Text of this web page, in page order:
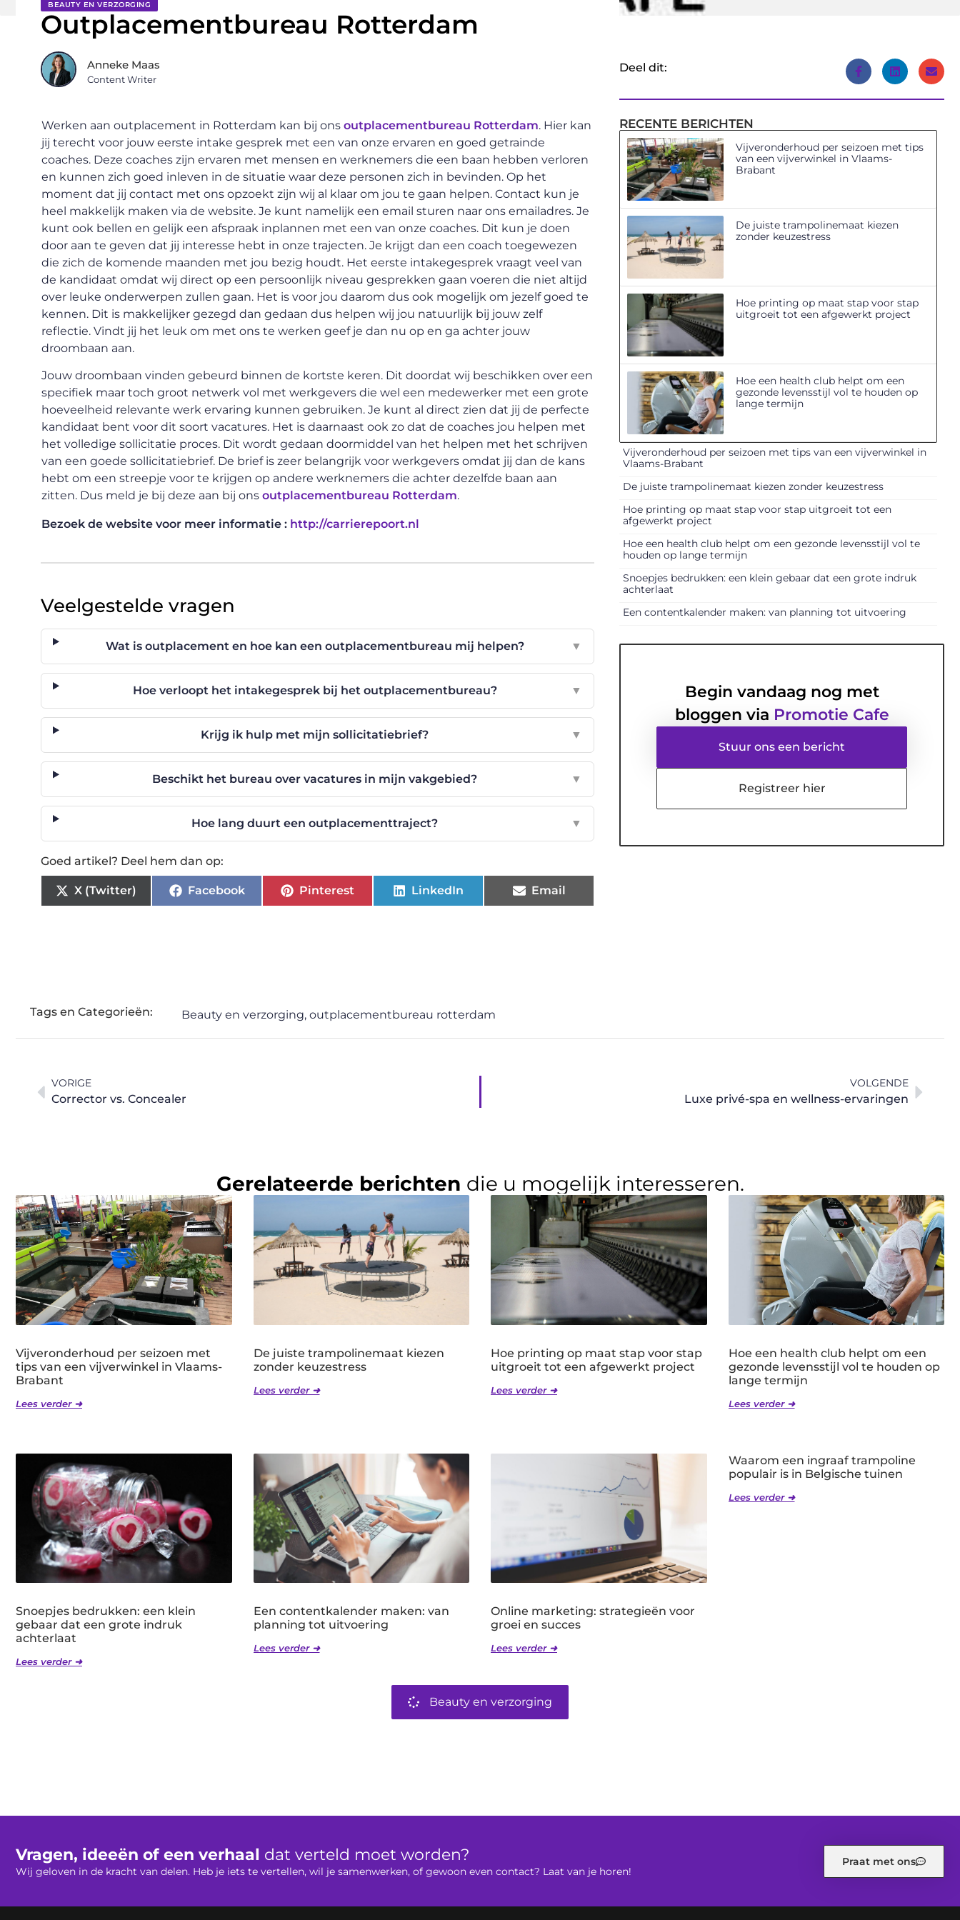
BEAUTY EN VERZORGING
Outplacementbureau Rotterdam
Anneke Maas
Content Writer
Werken aan outplacement in Rotterdam kan bij ons outplacementbureau Rotterdam. Hier kan
jij terecht voor jouw eerste intake gesprek met een van onze ervaren en goed getrainde
coaches. Deze coaches zijn ervaren met mensen en werknemers die een baan hebben verloren
en kunnen zich goed inleven in de situatie waar deze personen zich in bevinden. Op het
moment dat jij contact met ons opzoekt zijn wij al klaar om jou te gaan helpen. Contact kun je
heel makkelijk maken via de website. Je kunt namelijk een email sturen naar ons emailadres. Je
kunt ook bellen en gelijk een afspraak inplannen met een van onze coaches. Dit kun je doen
door aan te geven dat jij interesse hebt in onze trajecten. Je krijgt dan een coach toegewezen
die zich de komende maanden met jou bezig houdt. Het eerste intakegesprek vraagt veel van
de kandidaat omdat wij direct op een persoonlijk niveau gesprekken gaan voeren die niet altijd
over leuke onderwerpen zullen gaan. Het is voor jou daarom dus ook mogelijk om jezelf goed te
kennen. Dit is makkelijker gezegd dan gedaan dus helpen wij jou natuurlijk bij jouw zelf
reflectie. Vindt jij het leuk om met ons te werken geef je dan nu op en ga achter jouw
droombaan aan.
Jouw droombaan vinden gebeurd binnen de kortste keren. Dit doordat wij beschikken over een
specifiek maar toch groot netwerk vol met werkgevers die wel een medewerker met een grote
hoeveelheid relevante werk ervaring kunnen gebruiken. Je kunt al direct zien dat jij de perfecte
kandidaat bent voor dit soort vacatures. Het is daarnaast ook zo dat de coaches jou helpen met
het volledige sollicitatie proces. Dit wordt gedaan doormiddel van het helpen met het schrijven
van een goede sollicitatiebrief. De brief is zeer belangrijk voor werkgevers omdat jij dan de kans
hebt om een streepje voor te krijgen op andere werknemers die achter dezelfde baan aan
zitten. Dus meld je bij deze aan bij ons outplacementbureau Rotterdam.
Bezoek de website voor meer informatie : http://carrierepoort.nl
Veelgestelde vragen
Wat is outplacement en hoe kan een outplacementbureau mij helpen? ▼
Hoe verloopt het intakegesprek bij het outplacementbureau? ▼
Krijg ik hulp met mijn sollicitatiebrief? ▼
Beschikt het bureau over vacatures in mijn vakgebied? ▼
Hoe lang duurt een outplacementtraject? ▼
Goed artikel? Deel hem dan op:
X (Twitter) Facebook Pinterest LinkedIn Email
Deel dit:
RECENTE BERICHTEN
Vijveronderhoud per seizoen met tips
van een vijverwinkel in Vlaams-
Brabant
De juiste trampolinemaat kiezen
zonder keuzestress
Hoe printing op maat stap voor stap
uitgroeit tot een afgewerkt project
Hoe een health club helpt om een
gezonde levensstijl vol te houden op
lange termijn
Vijveronderhoud per seizoen met tips van een vijverwinkel in
Vlaams-Brabant
De juiste trampolinemaat kiezen zonder keuzestress
Hoe printing op maat stap voor stap uitgroeit tot een
afgewerkt project
Hoe een health club helpt om een gezonde levensstijl vol te
houden op lange termijn
Snoepjes bedrukken: een klein gebaar dat een grote indruk
achterlaat
Een contentkalender maken: van planning tot uitvoering
Begin vandaag nog met
bloggen via Promotie Cafe
Stuur ons een bericht
Registreer hier
Tags en Categorieën: Beauty en verzorging, outplacementbureau rotterdam
VORIGE
Corrector vs. Concealer
VOLGENDE
Luxe privé-spa en wellness-ervaringen
Gerelateerde berichten die u mogelijk interesseren.
Vijveronderhoud per seizoen met
tips van een vijverwinkel in Vlaams-
Brabant
Lees verder ➜
De juiste trampolinemaat kiezen
zonder keuzestress
Lees verder ➜
Hoe printing op maat stap voor stap
uitgroeit tot een afgewerkt project
Lees verder ➜
Hoe een health club helpt om een
gezonde levensstijl vol te houden op
lange termijn
Lees verder ➜
Snoepjes bedrukken: een klein
gebaar dat een grote indruk
achterlaat
Lees verder ➜
Een contentkalender maken: van
planning tot uitvoering
Lees verder ➜
Online marketing: strategieën voor
groei en succes
Lees verder ➜
Waarom een ingraaf trampoline
populair is in Belgische tuinen
Lees verder ➜
Beauty en verzorging
Vragen, ideeën of een verhaal dat verteld moet worden?
Wij geloven in de kracht van delen. Heb je iets te vertellen, wil je samenwerken, of gewoon even contact? Laat van je horen!
Praat met ons